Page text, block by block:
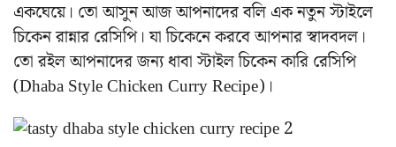
একঘেয়ে। তো আসুন আজ আপনাদের বলি এক নতুন স্টাইলে
চিকেন রান্নার রেসিপি। যা চিকেনে করবে আপনার স্বাদবদল।
তো রইল আপনাদের জন্য ধাবা স্টাইল চিকেন কারি রেসিপি
(Dhaba Style Chicken Curry Recipe)।